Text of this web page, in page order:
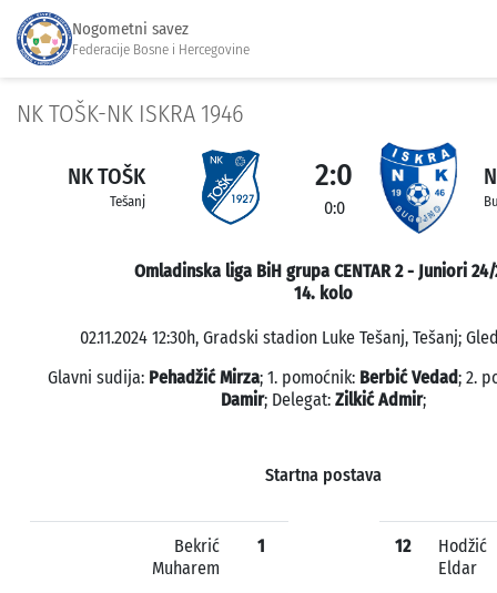
Nogometni savez
Federacije Bosne i Hercegovine
NK TOŠK-NK ISKRA 1946
NK TOŠK
Tešanj
2:0
0:0
Omladinska liga BiH grupa CENTAR 2 - Juniori
14. kolo
02.11.2024 12:30h, Gradski stadion Luke Tešanj, Tešanj;
Glavni sudija: Pehadžić Mirza; 1. pomoćnik: Berbić Vedad; 2.
Damir; Delegat: Zilkić Admir;
Startna postava
Bekrić
Muharem
1 12
Hodžić
Eldar